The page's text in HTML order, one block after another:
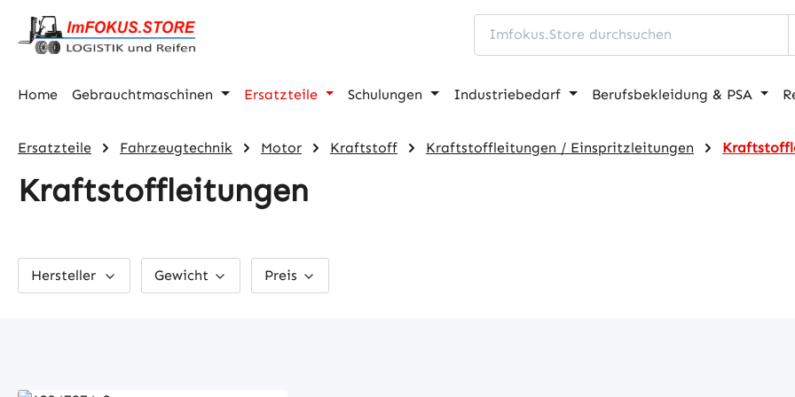
Hauptinhalt springen
Zur Suche springen
Zur Hauptnavigation springen
Home Gebrauchtmaschinen Ersatzteile Schulungen Industriebedarf Berufsbekleidung & PSA
Ersatzteile Fahrzeugtechnik Motor Kraftstoff Kraftstoffleitungen / Einspritzleitungen
Kraftstoffleitungen
Hersteller Gewicht Preis